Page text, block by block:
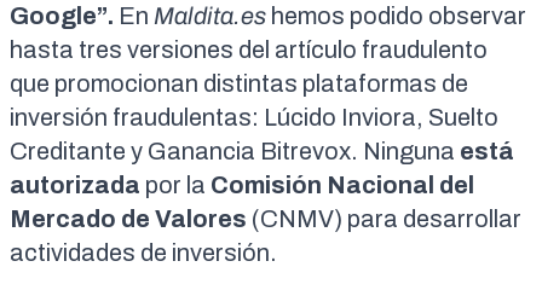
Google”. En Maldita.es hemos podido observar
hasta tres versiones del artículo fraudulento
que promocionan distintas plataformas de
inversión fraudulentas: Lúcido Inviora, Suelto
Creditante y Ganancia Bitrevox. Ninguna está
autorizada por la Comisión Nacional del
Mercado de Valores (CNMV) para desarrollar
actividades de inversión.